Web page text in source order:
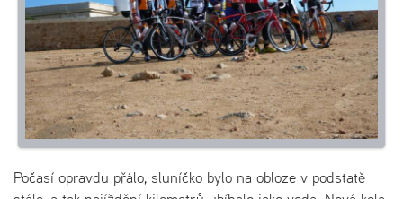
Počasí opravdu přálo, sluníčko bylo na obloze v podstatě